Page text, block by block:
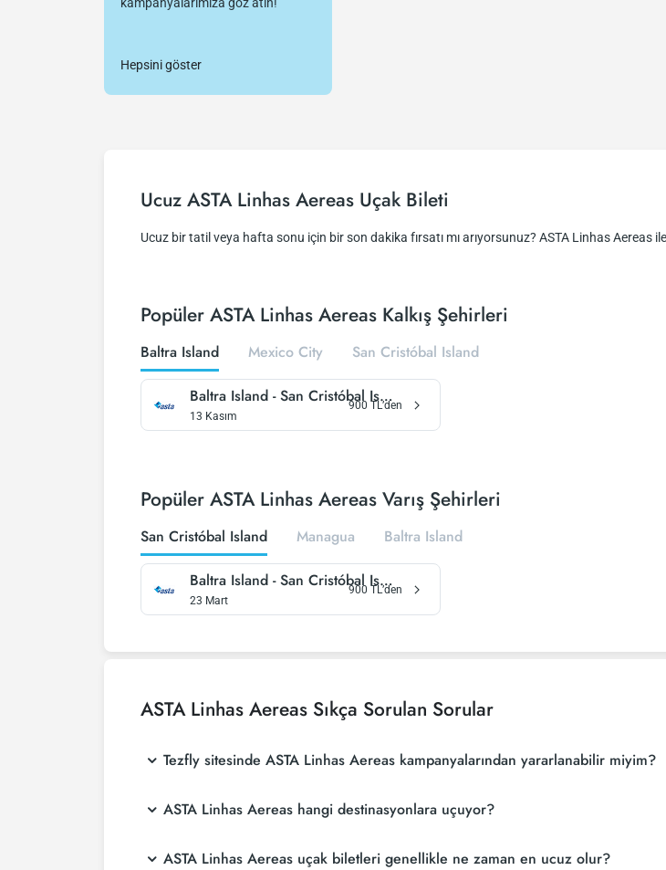
Hepsini göster
Ucuz ASTA Linhas Aereas Uçak Bileti
Ucuz bir tatil veya hafta sonu için bir son dakika fırsatı mı arıyorsunuz? ASTA Linhas Aereas
Popüler ASTA Linhas Aereas Kalkış Şehirleri
Baltra Island Mexico City San Cristóbal Island
Baltra Island -San Cristóbal Island
13 Kasım
900 TL’den
Popüler ASTA Linhas Aereas Varış Şehirleri
San Cristóbal Island Managua Baltra Island
Baltra Island -San Cristóbal Island
23 Mart
900 TL’den
ASTA Linhas Aereas Sıkça Sorulan Sorular
Tezfly sitesinde ASTA Linhas Aereas kampanyalarından yararlanabilir miyim?
ASTA Linhas Aereas hangi destinasyonlara uçuyor?
ASTA Linhas Aereas uçak biletleri genellikle ne zaman en ucuz olur?